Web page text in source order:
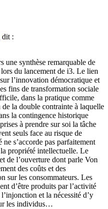
dit :
une synthèse remarquable de
du lancement de i3. Le lien
l’innovation démocratique et
fins de transformation sociale
dans la pratique comme
la double contrainte à laquelle
la contingence historique
à prendre sur soi la tâche
seuls face au risque de
s’accorde pas parfaitement
propriété intellectuelle. Le
de l’ouverture dont parle Von
des coûts et des
sur les consommateurs. Les
d’être produits par l’activité
et la nécessité d’y
les individus…